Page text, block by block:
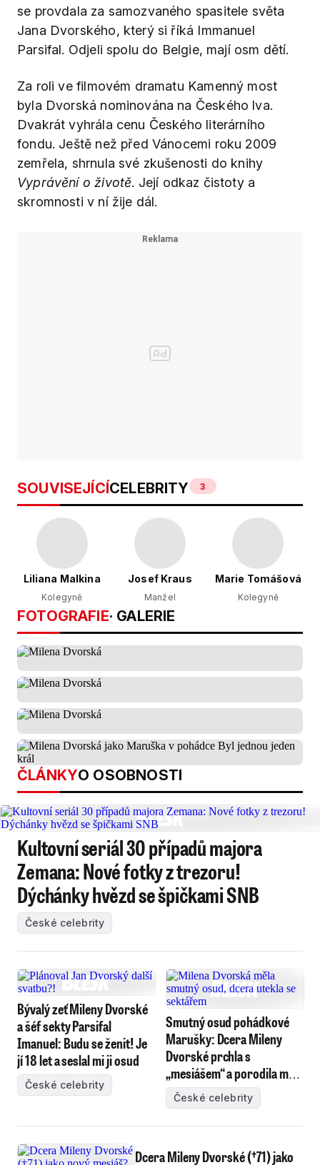
se provdala za samozvaného spasitele světa
Jana Dvorského, který si říká Immanuel
Parsifal. Odjeli spolu do Belgie, mají osm dětí.
Za roli ve filmovém dramatu Kamenný most
byla Dvorská nominována na Českého lva.
Dvakrát vyhrála cenu Českého literárního
fondu. Ještě než před Vánocemi roku 2009
zemřela, shrnula své zkušenosti do knihy
Vyprávění o životě. Její odkaz čistoty a
skromnosti v ní žije dál.
SOUVISEJÍCÍCELEBRITY 3
Liliana Malkina
Kolegyně
Josef Kraus
Manžel
Marie Tomášová
Kolegyně
FOTOGRAFIE· GALERIE
ČLÁNKYO OSOBNOSTI
Kultovní seriál 30 případů majora
Zemana: Nové fotky z trezoru!
Dýchánky hvězd se špičkami SNB
České celebrity
Bývalý zeť Mileny Dvorské
a šéf sekty Parsifal
Imanuel: Budu se ženit! Je
jí 18 let a seslal mi ji osud
České celebrity
Smutný osud pohádkové
Marušky: Dcera Mileny
Dvorské prchla s
„mesiášem“ a porodila mu
osm dětí
České celebrity
Dcera Mileny Dvorské (†71) jako